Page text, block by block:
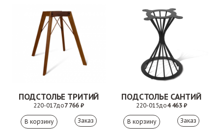
ПОДСТОЛЬЕ ТРИТИЙ
220-017до7 766 ₽
Заказ
ПОДСТОЛЬЕ САНТИЙ
220-015до4 463 ₽
Заказ